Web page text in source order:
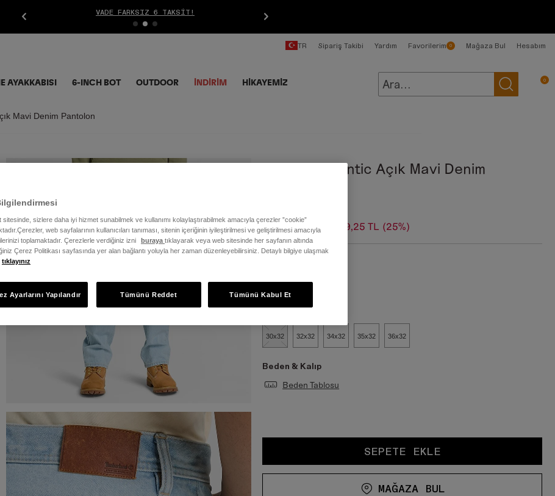
VADE FARKSIZ 6 TAKSIT!
AYAKKABISI 6-INCH BOT OUTDOOR İNDIRIM HİKAYEMİZ
TR Sipariş Takibi Yardım Favorilerim 0 Mağaza Bul Hesabım
0
Mavi Denim Pantolon
Erkek Authentic Açık Mavi Denim
5.999,00 TL 4.499,25 TL (25%)
Beden:
30x32 32x32 34x32 35x32 36x32
Beden & Kalıp
Beden Tablosu
SEPETE EKLE
MAĞAZA BUL
sitesinde, sizlere daha iyi hizmet sunabilmek ve kullanımı kolaylaştırabilmek amacıyla çerezler ”cookie”
web sayfalarının kullanıcıları tanıması, sitenin içeriğinin iyileştirilmesi ve geliştirilmesi amacıyla
toplamaktadır. Çerezlerle verdiğiniz izni
buraya tıklayarak veya web sitesinde her sayfanın altında
Çerez Politikası sayfasında yer alan bağlantı yoluyla her zaman düzenleyebilirsiniz. Detaylı bilgiye ulaşmak
tıklayınız
Tümünü Reddet Tümünü Kabul Et
Ayarlarını Yapılandır